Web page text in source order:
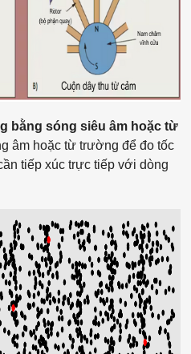
bằng sóng siêu âm hoặc từ
âm hoặc từ trường để đo tốc
tiếp xúc trực tiếp với dòng